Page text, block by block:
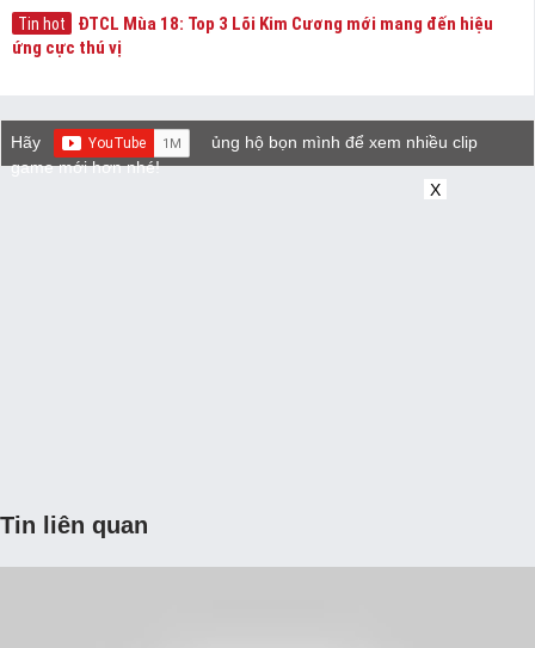
Tin hot
ĐTCL Mùa 18: Top 3 Lõi Kim Cương mới mang đến hiệu
ứng cực thú vị
Hãy
ủng hộ bọn mình để xem nhiều clip
game mới hơn nhé!
X
Tin liên quan